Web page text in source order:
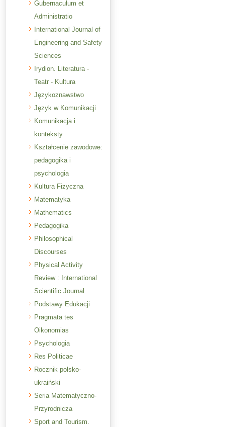
Gubernaculum et
Administratio
International Journal of
Engineering and Safety
Sciences
Irydion. Literatura -
Teatr - Kultura
Językoznawstwo
Język w Komunikacji
Komunikacja i
konteksty
Kształcenie zawodowe:
pedagogika i
psychologia
Kultura Fizyczna
Matematyka
Mathematics
Pedagogika
Philosophical
Discourses
Physical Activity
Review : International
Scientific Journal
Podstawy Edukacji
Pragmata tes
Oikonomias
Psychologia
Res Politicae
Rocznik polsko-
ukraiński
Seria Matematyczno-
Przyrodnicza
Sport and Tourism.